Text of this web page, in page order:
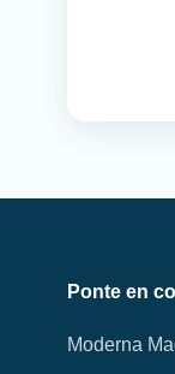
Ponte en
Moderna